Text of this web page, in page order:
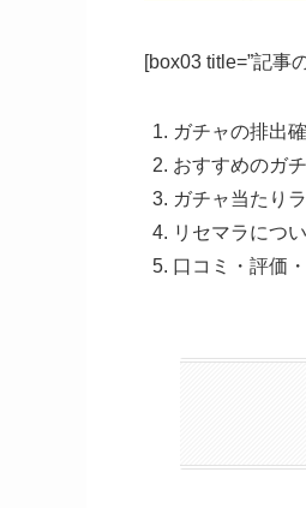
[box03 title=”記事
ガチャの排出
おすすめのガ
ガチャ当たり
リセマラにつ
口コミ・評価